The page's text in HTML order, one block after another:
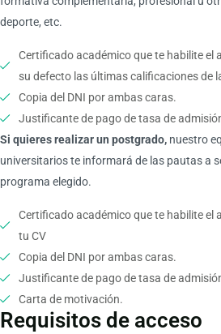
deporte, etc.
Certificado académico que te habilite el
su defecto las últimas calificaciones de
Copia del DNI por ambas caras.
Justificante de pago de tasa de
Si quieres realizar un postgrado, nuestro
universitarios te informará de las pautas a
programa elegido.
Certificado académico que te habilite el
tu CV
Copia del DNI por ambas caras.
Justificante de pago de tasa de
Carta de motivación.
Requisitos de acceso